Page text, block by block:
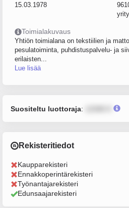
15.03.1978
Toimialakuvaus
Yhtiön toimialana on tekstiilien ja
pesulatoiminta, puhdistuspalvelu- ja
erilaisten...
Lue lisää
Suositeltu luottoraja:
Rekisteritiedot
Kaupparekisteri
Ennakkoperintärekisteri
Työnantajarekisteri
Edunsaajarekisteri